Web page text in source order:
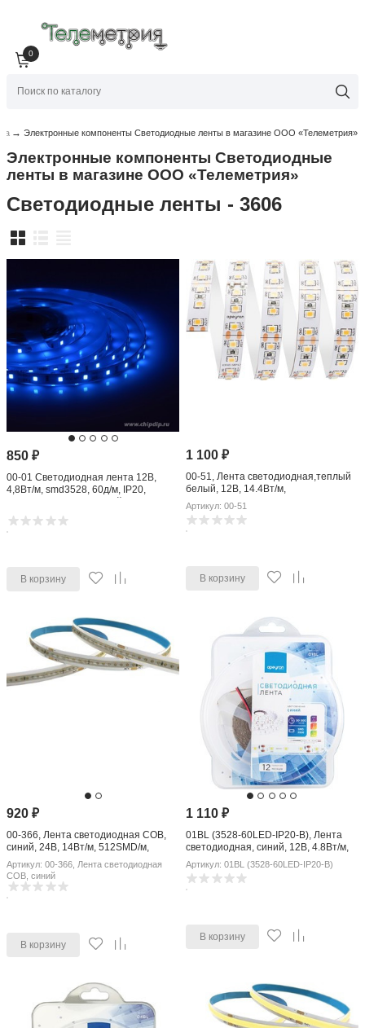
0
→ Электронные компоненты Светодиодные ленты в магазине ООО «Телеметрия»
Электронные компоненты Светодиодные
ленты в магазине ООО «Телеметрия»
Светодиодные ленты - 3606
850₽
00-01 Светодиодная лента 12В,
4,8Вт/м, smd3528, 60д/м, IP20,
подложка 8мм, 5м, синий.
В корзину
1 100 ₽
00-51, Лента светодиодная,теплый
белый, 12В, 14.4Вт/м,
120SMD(2835)/м, 1400Лм/м,IP20,
цена за катушку 5м
Артикул: 00-51
В корзину
920₽
00-366, Лента светодиодная COB,
синий, 24В, 14Вт/м, 512SMD/м,
1200Лм/м, IP20, 10мм, 1м
Артикул: 00-366, Лента светодиодная
COB, синий
В корзину
1 110 ₽
01BL (3528-60LED-IP20-B), Лента
светодиодная, синий, 12В, 4.8Вт/м,
60SMD(3528)/м, IP20, 8мм, цена за
катушку 5м
Артикул: 01BL (3528-60LED-IP20-B)
В корзину